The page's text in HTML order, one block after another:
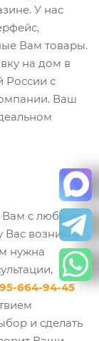
У нас
Вам товары.
на дом в
России с
Ваш
Вам с любыми
Вас возникли
нужна
664-94-45
и сделать